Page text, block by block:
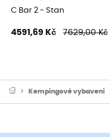
C Bar 2 - Stan
4591,69 Kč 7629,00 Kč
Kempingové vybavení